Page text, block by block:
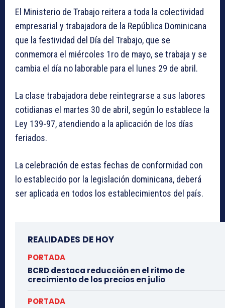
El Ministerio de Trabajo reitera a toda la colectividad
empresarial y trabajadora de la República Dominicana
que la festividad del Día del Trabajo, que se
conmemora el miércoles 1ro de mayo, se trabaja y se
cambia el día no laborable para el lunes 29 de abril.
La clase trabajadora debe reintegrarse a sus labores
cotidianas el martes 30 de abril, según lo establece la
Ley 139-97, atendiendo a la aplicación de los días
feriados.
La celebración de estas fechas de conformidad con
lo establecido por la legislación dominicana, deberá
ser aplicada en todos los establecimientos del país.
REALIDADES DE HOY
PORTADA
BCRD destaca reducción en el ritmo de
crecimiento de los precios en julio
PORTADA